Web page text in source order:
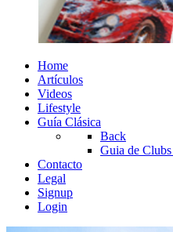
Home
Artículos
Videos
Lifestyle
Guía Clásica
Back
Guia de
Contacto
Legal
Signup
Login